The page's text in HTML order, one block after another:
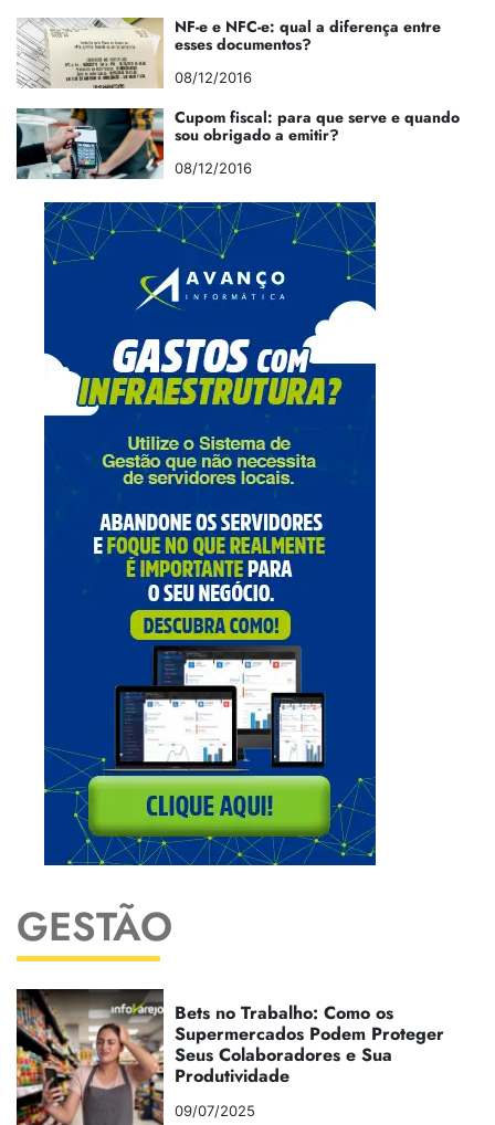
NF-e e NFC-e: qual a diferença entre
esses documentos?
08/12/2016
Cupom fiscal: para que serve e quando
sou obrigado a emitir?
08/12/2016
GESTÃO
Bets no Trabalho: Como os
Supermercados Podem Proteger
Seus Colaboradores e Sua
Produtividade
09/07/2025